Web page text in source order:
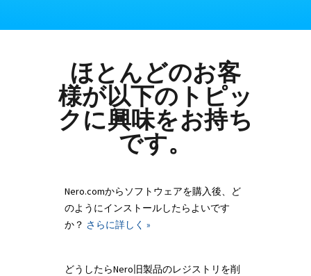
ほとんどのお客
様が以下のトピッ
クに興味をお持ち
です。
Nero.comからソフトウェアを購入後、ど
のようにインストールしたらよいです
か？ さらに詳しく »
どうしたらNero旧製品のレジストリを削